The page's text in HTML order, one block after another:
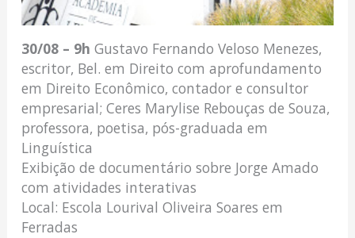
30/08 – 9h Gustavo Fernando Veloso Menezes,
escritor, Bel. em Direito com aprofundamento
em Direito Econômico, contador e consultor
empresarial; Ceres Marylise Rebouças de Souza,
professora, poetisa, pós-graduada em
Linguística
Exibição de documentário sobre Jorge Amado
com atividades interativas
Local: Escola Lourival Oliveira Soares em
Ferradas